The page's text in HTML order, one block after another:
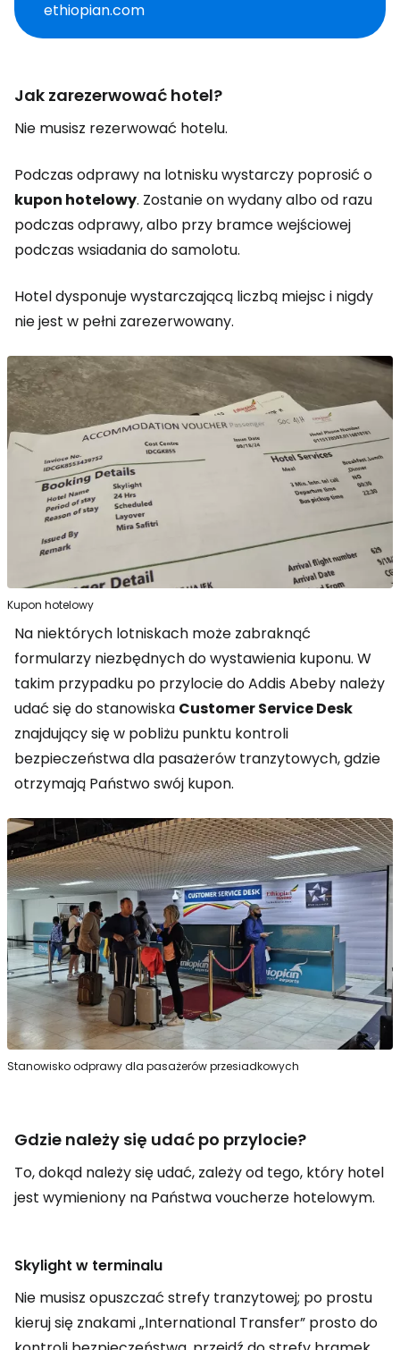
ethiopian.com
Jak zarezerwować hotel?
Nie musisz rezerwować hotelu.
Podczas odprawy na lotnisku wystarczy poprosić o
kupon hotelowy. Zostanie on wydany albo od razu
podczas odprawy, albo przy bramce wejściowej
podczas wsiadania do samolotu.
Hotel dysponuje wystarczającą liczbą miejsc i nigdy
nie jest w pełni zarezerwowany.
Kupon hotelowy
Na niektórych lotniskach może zabraknąć
formularzy niezbędnych do wystawienia kuponu. W
takim przypadku po przylocie do Addis Abeby należy
udać się do stanowiska Customer Service Desk
znajdujący się w pobliżu punktu kontroli
bezpieczeństwa dla pasażerów tranzytowych, gdzie
otrzymają Państwo swój kupon.
Stanowisko odprawy dla pasażerów przesiadkowych
Gdzie należy się udać po przylocie?
To, dokąd należy się udać, zależy od tego, który hotel
jest wymieniony na Państwa voucherze hotelowym.
Skylight w terminalu
Nie musisz opuszczać strefy tranzytowej; po prostu
kieruj się znakami „International Transfer” prosto do